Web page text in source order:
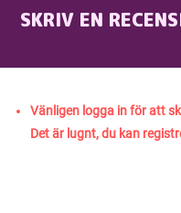
SKRIV EN
Vänligen logga in för att
Det är lugnt, du kan